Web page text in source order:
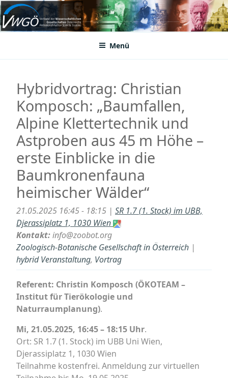
Zum
Inhalt
springenVWGÖ
Federation of Austrian Scientific Societies
Menü
Hybridvortrag: Christian
Komposch: „Baumfallen,
Alpine Klettertechnik und
Astproben aus 45 m Höhe –
erste Einblicke in die
Baumkronenfauna
heimischer Wälder“
21.05.2025 16:45 - 18:15 | SR 1.7 (1. Stock) im UBB,
Djerassiplatz 1, 1030 Wien
Kontakt:info@zoobot.org
Zoologisch-Botanische Gesellschaft in Österreich |
hybrid Veranstaltung, Vortrag
Referent: Christin Komposch (ÖKOTEAM –
Institut für Tierökologie und
Naturraumplanung).
Mi, 21.05.2025, 16:45 – 18:15 Uhr.
Ort: SR 1.7 (1. Stock) im UBB Uni Wien,
Djerassiplatz 1, 1030 Wien
Teilnahme kostenfrei. Anmeldung zur virtuellen